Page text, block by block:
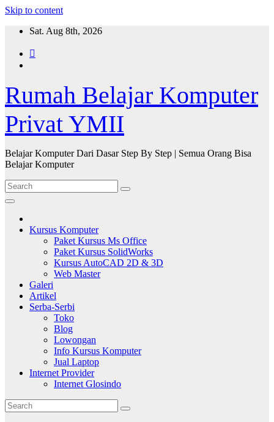
Skip to content
Sat. Aug 8th, 2026
Rumah Belajar Komputer
Privat YMII
Belajar Komputer Dari Dasar Step By Step | Semua Orang Bisa
Belajar Komputer
Kursus Komputer
Paket Kursus Ms Office
Paket Kursus SolidWorks
Kursus AutoCAD 2D & 3D
Web Master
Galeri
Artikel
Serba-Serbi
Toko
Blog
Lowongan
Info Kursus Komputer
Jual Laptop
Internet Provider
Internet Glosindo